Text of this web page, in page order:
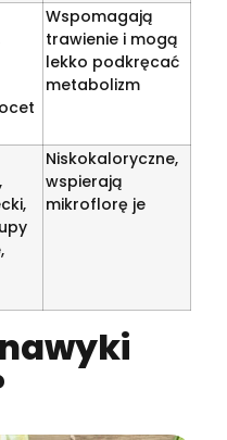
Wspomagają
trawienie i mogą
lekko podkręcać
metabolizm
Niskokaloryczne,
wspierają
mikroflorę je